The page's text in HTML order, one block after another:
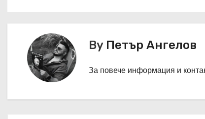
By Петър Ангелов
За повече информация и